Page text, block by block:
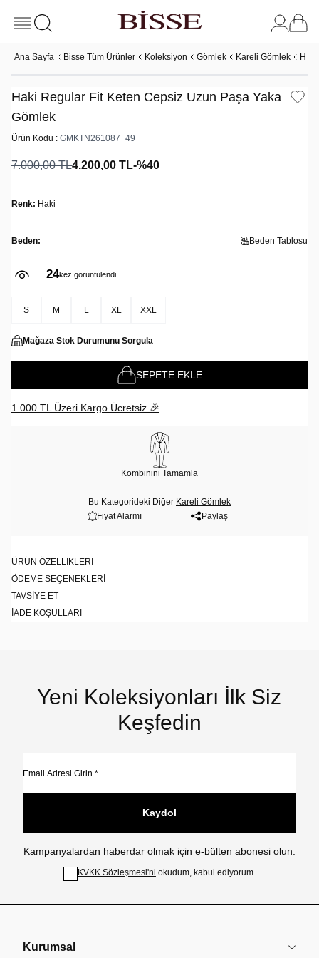
Ana Sayfa Bisse Tüm Ürünler Koleksiyon Gömlek Kareli Gömlek
Haki Regular Fit Keten Cepsiz Uzun Paşa Yaka
Gömlek
Ürün Kodu : GMKTN261087_49
7.000,00TL4.200,00 TL-%40
Renk: Haki
Beden: Beden Tablosu
24kez görüntülendi
2kez satın alındı
S M L XL XXL
Mağaza Stok Durumunu Sorgula
SEPETE EKLE
1.000 TL Üzeri Kargo Ücretsiz 🎉
Kombinini Tamamla
Bu Kategorideki Diğer Kareli Gömlek
Fiyat Alarmı
Paylaş
ÜRÜN ÖZELLIKLERI
ÖDEME SEÇENEKLERI
TAVSIYE ET
İADE KOŞULLARI
Yeni Koleksiyonları İlk Siz
Keşfedin
Kaydol
Kampanyalardan haberdar olmak için e-bülten abonesi olun.
KVKK Sözleşmesi'ni okudum, kabul ediyorum.
Kurumsal